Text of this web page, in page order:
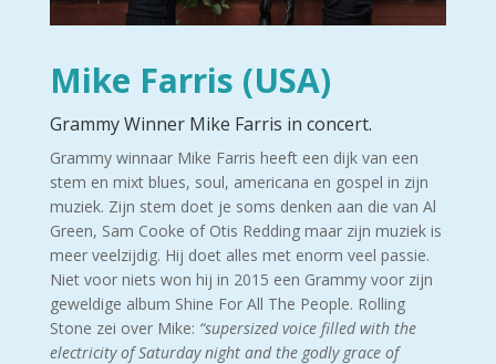
Mike Farris (USA)
Grammy Winner Mike Farris in concert.
Grammy winnaar Mike Farris heeft een dijk van een
stem en mixt blues, soul, americana en gospel in zijn
muziek. Zijn stem doet je soms denken aan die van Al
Green, Sam Cooke of Otis Redding maar zijn muziek is
meer veelzijdig. Hij doet alles met enorm veel passie.
Niet voor niets won hij in 2015 een Grammy voor zijn
geweldige album Shine For All The People. Rolling
Stone zei over Mike: “supersized voice filled with the
electricity of Saturday night and the godly grace of